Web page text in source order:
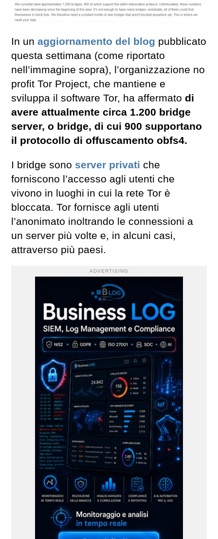
In un aggiornamento del blog pubblicato
questa settimana (come riportato
nell’immagine sopra), l’organizzazione no
profit Tor Project, che mantiene e
sviluppa il software Tor, ha affermato di
avere attualmente circa 1.200 bridge
server, o bridge, di cui 900 supportano
il protocollo di offuscamento obfs4.
I bridge sono server privati che
forniscono l’accesso agli utenti che
vivono in luoghi in cui la rete Tor è
bloccata. Tor fornisce agli utenti
l’anonimato inoltrando le connessioni a
un server più volte e, in alcuni casi,
attraverso più paesi.
ADVERTISING